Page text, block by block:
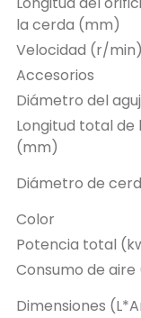
la cerda (mm)
Velocidad (r/min)
Accesorios
Diámetro del
Longitud total de
(mm)
Diámetro de
Color
Potencia total
Consumo de
Dimensiones